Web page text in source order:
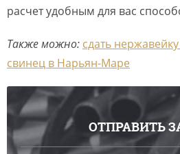
расчет удобным для вас
Также можно: сдать
свинец в Нарьян-Маре
ОТПРАВИТЬ